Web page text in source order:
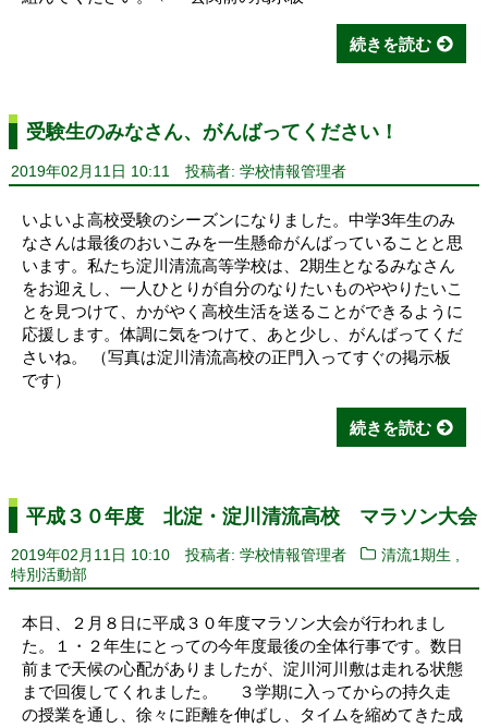
続きを読む
受験生のみなさん、がんばってください！
2019年02月11日 10:11 投稿者: 学校情報管理者
いよいよ高校受験のシーズンになりました。中学3年生のみ
なさんは最後のおいこみを一生懸命がんばっていることと思
います。私たち淀川清流高等学校は、2期生となるみなさん
をお迎えし、一人ひとりが自分のなりたいものややりたいこ
とを見つけて、かがやく高校生活を送ることができるように
応援します。体調に気をつけて、あと少し、がんばってくだ
さいね。 （写真は淀川清流高校の正門入ってすぐの掲示板
です）
続きを読む
平成３０年度 北淀・淀川清流高校 マラソン大会
2019年02月11日 10:10 投稿者: 学校情報管理者 清流1期生
特別活動部
本日、２月８日に平成３０年度マラソン大会が行われまし
た。１・２年生にとっての今年度最後の全体行事です。数日
前まで天候の心配がありましたが、淀川河川敷は走れる状態
まで回復してくれました。 ３学期に入ってからの持久走
の授業を通し、徐々に距離を伸ばし、タイムを縮めてきた成